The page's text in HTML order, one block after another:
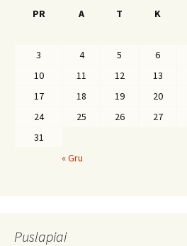
PR
A T K
3
4 5 6
10
11 12 13
17
18 19 20
24
25 26 27
31
« Gru
Puslapiai